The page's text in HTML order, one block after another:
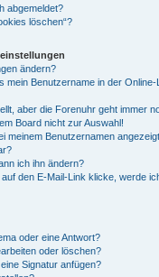
abgemeldet?
löschen“?
ändern?
mein Benutzername in der
aber die Forenuhr geht immer
Board nicht zur Auswahl!
meinem Benutzernamen
ich ihn ändern?
den E-Mail-Link klicke, werde
oder eine Antwort?
oder löschen?
Signatur anfügen?